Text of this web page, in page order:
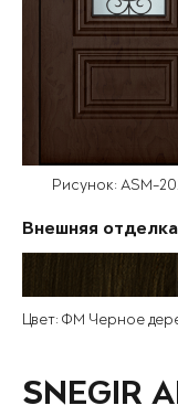
Рисунок: ASM-
Внешняя отделка
Цвет: ФМ Черное
SNEGIR